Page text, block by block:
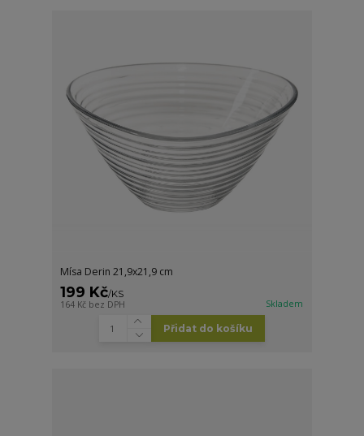
Mísa Derin 21,9x21,9 cm
199 Kč/KS
164 Kč bez DPH Skladem
Přidat do košíku